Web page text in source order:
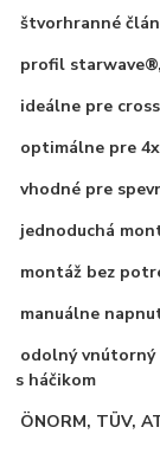
štvorhranné
profil
ideálne pre
optimálne pre
vhodné pre
jednoduchá
montáž bez
manuálne
odolný vnútorný
s háčikom
ÖNORM, TÜV,